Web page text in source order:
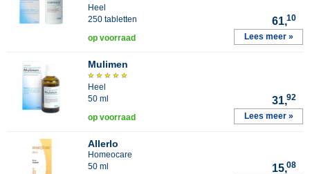
Heel
250 tabletten
61,10
op voorraad Lees meer »
Mulimen
Heel
50 ml
31,92
op voorraad Lees meer »
Allerlo
Homeocare
50 ml
15,08